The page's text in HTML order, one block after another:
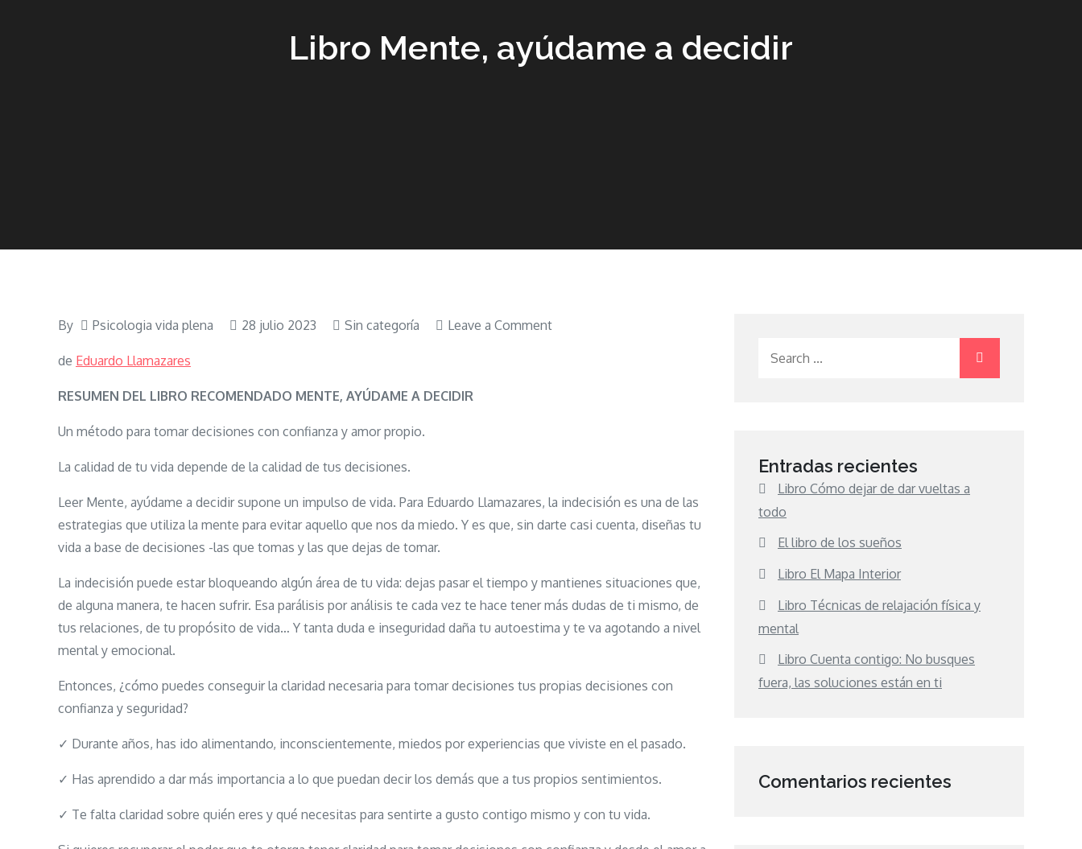
Libro Mente, ayúdame a decidir
By Psicologia vida plena 28 julio 2023 Sin categoría Leave a Commenton
de Eduardo Llamazares
RESUMEN DEL LIBRO RECOMENDADO MENTE, AYÚDAME A DECIDIR
Un método para tomar decisiones con confianza y amor propio.
La calidad de tu vida depende de la calidad de tus decisiones.
Leer Mente, ayúdame a decidir supone un impulso de vida. Para Eduardo Llamazares, la indecisión es una de las
estrategias que utiliza la mente para evitar aquello que nos da miedo. Y es que, sin darte casi cuenta, diseñas tu
vida a base de decisiones -las que tomas y las que dejas de tomar.
La indecisión puede estar bloqueando algún área de tu vida: dejas pasar el tiempo y mantienes situaciones que,
de alguna manera, te hacen sufrir. Esa parálisis por análisis te cada vez te hace tener más dudas de ti mismo, de
tus relaciones, de tu propósito de vida… Y tanta duda e inseguridad daña tu autoestima y te va agotando a nivel
mental y emocional.
Entonces, ¿cómo puedes conseguir la claridad necesaria para tomar decisiones tus propias decisiones con
confianza y seguridad?
✓ Durante años, has ido alimentando, inconscientemente, miedos por experiencias que viviste en el pasado.
✓ Has aprendido a dar más importancia a lo que puedan decir los demás que a tus propios sentimientos.
✓ Te falta claridad sobre quién eres y qué necesitas para sentirte a gusto contigo mismo y con tu vida.
Entradas recientes
Libro Cómo dejar de dar vueltas a
todo
El libro de los sueños
Libro El Mapa Interior
Libro Técnicas de relajación física y
mental
Libro Cuenta contigo: No busques
fuera, las soluciones están en ti
Comentarios recientes